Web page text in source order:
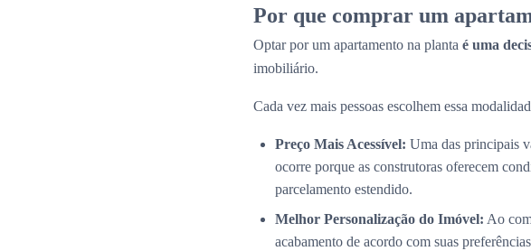
Por que comprar um
Optar por um apartamento na planta é uma
imobiliário.
Cada vez mais pessoas escolhem essa
Preço Mais Acessível: Uma das principais
ocorre porque as construtoras oferecem
parcelamento estendido.
Melhor Personalização do Imóvel: Ao
acabamento de acordo com suas